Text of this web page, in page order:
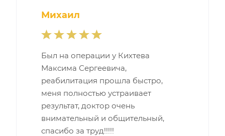
Михаил
Был на операции у Кихтева
Максима Сергеевича,
реабилитация прошла быстро,
меня полностью устраивает
результат, доктор очень
внимательный и общительный,
спасибо за труд!!!!!